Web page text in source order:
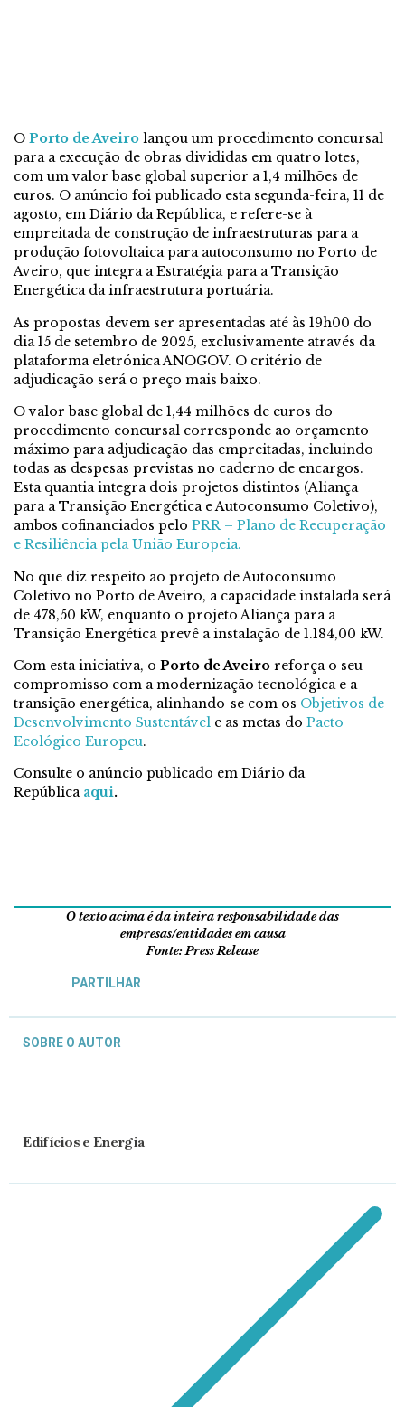
O Porto de Aveiro lançou um procedimento concursal
para a execução de obras divididas em quatro lotes,
com um valor base global superior a 1,4 milhões de
euros. O anúncio foi publicado esta segunda-feira, 11 de
agosto, em Diário da República, e refere-se à
empreitada de construção de infraestruturas para a
produção fotovoltaica para autoconsumo no Porto de
Aveiro, que integra a Estratégia para a Transição
Energética da infraestrutura portuária.
As propostas devem ser apresentadas até às 19h00 do
dia 15 de setembro de 2025, exclusivamente através da
plataforma eletrónica ANOGOV. O critério de
adjudicação será o preço mais baixo.
O valor base global de 1,44 milhões de euros do
procedimento concursal corresponde ao orçamento
máximo para adjudicação das empreitadas, incluindo
todas as despesas previstas no caderno de encargos.
Esta quantia integra dois projetos distintos (Aliança
para a Transição Energética e Autoconsumo Coletivo),
ambos cofinanciados pelo PRR – Plano de Recuperação
e Resiliência pela União Europeia.
No que diz respeito ao projeto de Autoconsumo
Coletivo no Porto de Aveiro, a capacidade instalada será
de 478,50 kW, enquanto o projeto Aliança para a
Transição Energética prevê a instalação de 1.184,00 kW.
Com esta iniciativa, o Porto de Aveiro reforça o seu
compromisso com a modernização tecnológica e a
transição energética, alinhando-se com os Objetivos de
Desenvolvimento Sustentável e as metas do Pacto
Ecológico Europeu.
Consulte o anúncio publicado em Diário da
República aqui.
O texto acima é da inteira responsabilidade das
empresas/entidades em causa
Fonte: Press Release
PARTILHAR
SOBRE O AUTOR
Edifícios e Energia